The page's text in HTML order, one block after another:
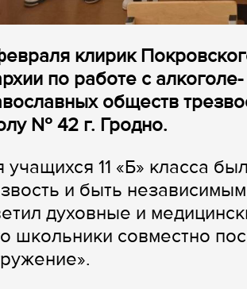
клирик
по работе с
обществ
№ 42 г. Гродно.
учащихся 11 «Б» класса
и быть
духовные и
школьники совместно